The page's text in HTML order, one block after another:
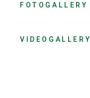
FOTOGALLERY
VIDEOGALLERY